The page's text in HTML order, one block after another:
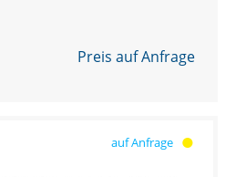
Preis auf Anfrage
auf Anfrage